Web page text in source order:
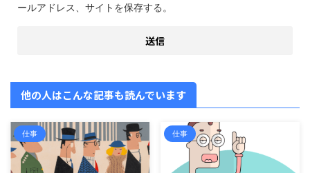
ールアドレス、サイトを保存する。
他の人はこんな記事も読んでいます
仕事 仕事